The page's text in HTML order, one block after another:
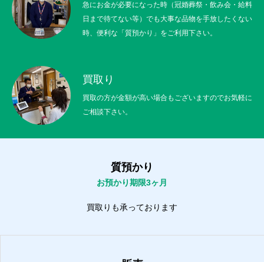
急にお金が必要になった時（冠婚葬祭・飲み会・給料
日まで待てない等）でも大事な品物を手放したくない
時、便利な「質預かり」をご利用下さい。
買取り
買取の方が金額が高い場合もございますのでお気軽に
ご相談下さい。
質預かり
お預かり期限3ヶ月
買取りも承っております